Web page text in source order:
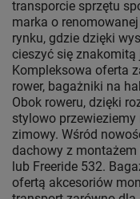
transporcie sprzętu
marka o
rynku, gdzie dzięki
cieszyć się
Kompleksowa oferta
rower, bagażniki na
Obok roweru, dzięki
stylowo
zimowy. Wśród
dachowy z
lub Freeride 532.
ofertą akcesoriów